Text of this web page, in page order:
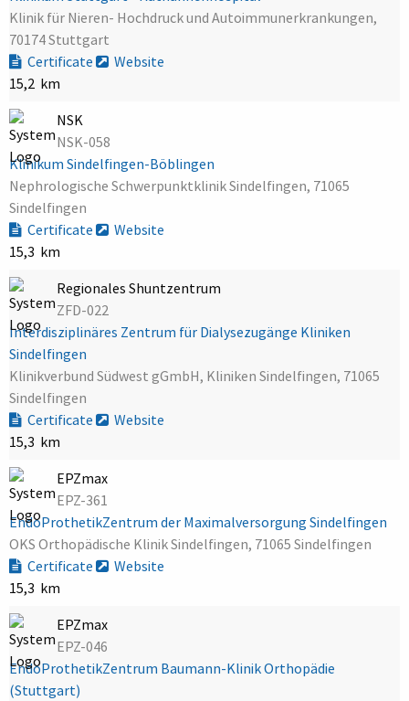
Klinik für Nieren- Hochdruck und Autoimmunerkrankungen,
70174 Stuttgart
Certificate
Website
15,2 km
NSK
NSK-058
Klinikum Sindelfingen-Böblingen
Nephrologische Schwerpunktklinik Sindelfingen, 71065
Sindelfingen
Certificate
Website
15,3 km
Regionales Shuntzentrum
ZFD-022
Interdisziplinäres Zentrum für Dialysezugänge Kliniken
Sindelfingen
Klinikverbund Südwest gGmbH, Kliniken Sindelfingen, 71065
Sindelfingen
Certificate
Website
15,3 km
EPZmax
EPZ-361
EndoProthetikZentrum der Maximalversorgung Sindelfingen
OKS Orthopädische Klinik Sindelfingen, 71065 Sindelfingen
Certificate
Website
15,3 km
EPZmax
EPZ-046
EndoProthetikZentrum Baumann-Klinik Orthopädie
(Stuttgart)